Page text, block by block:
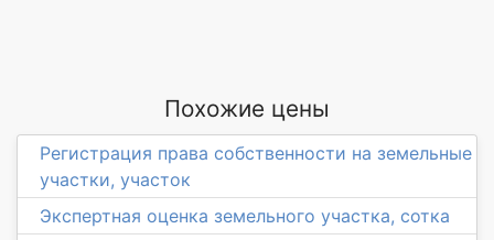
Похожие цены
Регистрация права собственности на земельные
участки, участок
Экспертная оценка земельного участка, сотка